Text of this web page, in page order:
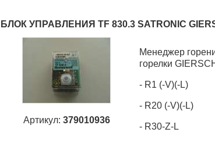
БЛОК УПРАВЛЕНИЯ TF 830.3 SATRONIC
Артикул: 379010936
Менеджер
горелки
- R1 (-V)(-L)
- R20 (-V)(-L)
- R30-Z-L